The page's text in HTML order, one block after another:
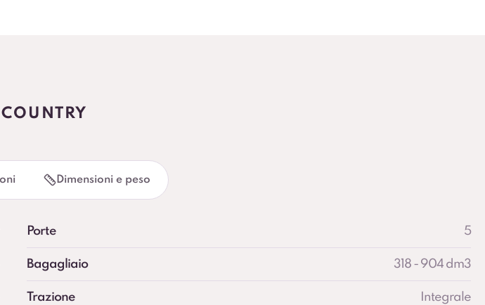
Dimensioni e peso
Porte 5
Bagagliaio 318 - 904 dm3
Trazione Integrale